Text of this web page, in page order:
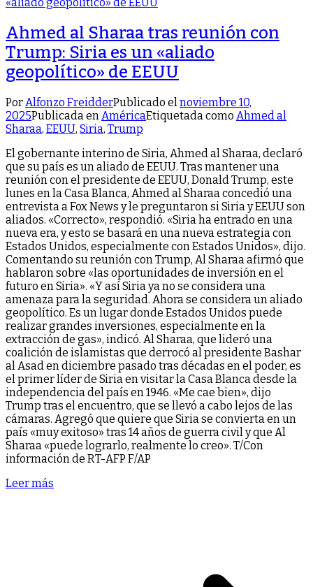
Ahmed al Sharaa tras reunión con
Trump: Siria es un «aliado
geopolítico» de EEUU
PorAlfonzo FreidderPublicado elnoviembre 10,
2025Publicada enAméricaEtiquetada como Ahmed al
Sharaa, EEUU, Siria, Trump
El gobernante interino de Siria, Ahmed al Sharaa, declaró
que su país es un aliado de EEUU. Tras mantener una
reunión con el presidente de EEUU, Donald Trump, este
lunes en la Casa Blanca, Ahmed al Sharaa concedió una
entrevista a Fox News y le preguntaron si Siria y EEUU son
aliados. «Correcto», respondió. «Siria ha entrado en una
nueva era, y esto se basará en una nueva estrategia con
Estados Unidos, especialmente con Estados Unidos», dijo.
Comentando su reunión con Trump, Al Sharaa afirmó que
hablaron sobre «las oportunidades de inversión en el
futuro en Siria». «Y así Siria ya no se considera una
amenaza para la seguridad. Ahora se considera un aliado
geopolítico. Es un lugar donde Estados Unidos puede
realizar grandes inversiones, especialmente en la
extracción de gas», indicó. Al Sharaa, que lideró una
coalición de islamistas que derrocó al presidente Bashar
al Asad en diciembre pasado tras décadas en el poder, es
el primer líder de Siria en visitar la Casa Blanca desde la
independencia del país en 1946. «Me cae bien», dijo
Trump tras el encuentro, que se llevó a cabo lejos de las
cámaras. Agregó que quiere que Siria se convierta en un
país «muy exitoso» tras 14 años de guerra civil y que Al
Sharaa «puede lograrlo, realmente lo creo». T/Con
información de RT-AFP F/AP
Leer más